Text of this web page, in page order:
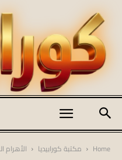
Home مكتبة كورابيديا الأهرام